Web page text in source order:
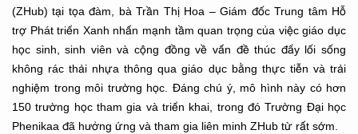
(ZHub) tại tọa đàm, bà Trần Thị Hoa – Giám đốc Trung tâm Hỗ
trợ Phát triển Xanh nhấn mạnh tầm quan trọng của việc giáo dục
học sinh, sinh viên và cộng đồng về vấn đề thúc đẩy lối sống
không rác thải nhựa thông qua giáo dục bằng thực tiễn và trải
nghiệm trong môi trường học. Đáng chú ý, mô hình này có hơn
150 trường học tham gia và triển khai, trong đó Trường Đại học
Phenikaa đã hưởng ứng và tham gia liên minh ZHub từ rất sớm.